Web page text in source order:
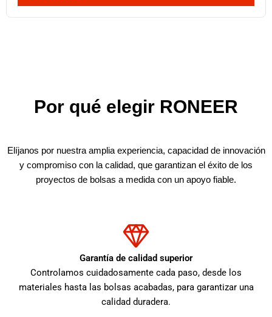
Por qué elegir RONEER
Elíjanos por nuestra amplia experiencia, capacidad de innovación
y compromiso con la calidad, que garantizan el éxito de los
proyectos de bolsas a medida con un apoyo fiable.
Garantía de calidad superior
Controlamos cuidadosamente cada paso, desde los
materiales hasta las bolsas acabadas, para garantizar una
calidad duradera.